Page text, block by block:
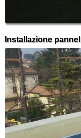
Installazione